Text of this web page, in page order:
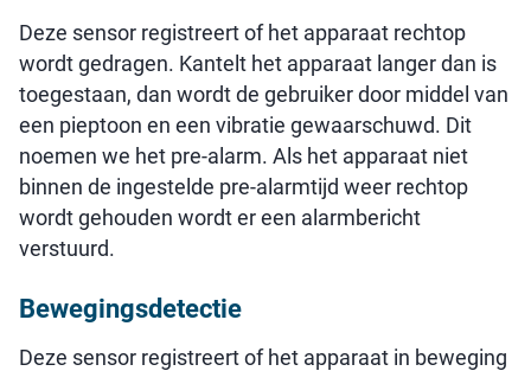
Deze sensor registreert of het apparaat rechtop
wordt gedragen. Kantelt het apparaat langer dan is
toegestaan, dan wordt de gebruiker door middel van
een pieptoon en een vibratie gewaarschuwd. Dit
noemen we het pre-alarm. Als het apparaat niet
binnen de ingestelde pre-alarmtijd weer rechtop
wordt gehouden wordt er een alarmbericht
verstuurd.
Bewegingsdetectie
Deze sensor registreert of het apparaat in beweging